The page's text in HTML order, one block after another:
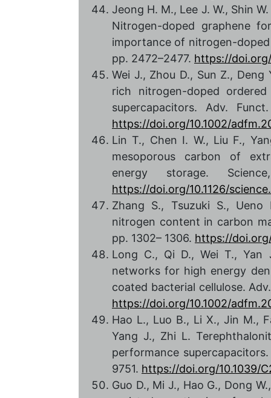
Jeong H. M., Lee J. W., Shin
Nitrogen-doped graphene
importance of nitrogen-doped
pp. 2472–2477. https://
Wei J., Zhou D., Sun Z.,
rich nitrogen-doped
supercapacitors. Adv.
https://doi.org/10.1002/
Lin T., Chen I. W., Liu F.,
mesoporous carbon of
energy storage.
https://doi.org/10.1126/
Zhang S., Tsuzuki S.,
nitrogen content in carbon
pp. 1302– 1306. https://
Long C., Qi D., Wei T., Yan
networks for high energy
coated bacterial cellulose.
https://doi.org/10.1002/
Hao L., Luo B., Li X., Jin M.,
Yang J., Zhi L.
performance
9751. https://doi.org/10.1039/
Guo D., Mi J., Hao G., Dong